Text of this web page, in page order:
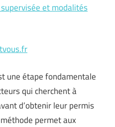
et modalités
une étape fondamentale
qui cherchent à
d’obtenir leur permis
permet aux